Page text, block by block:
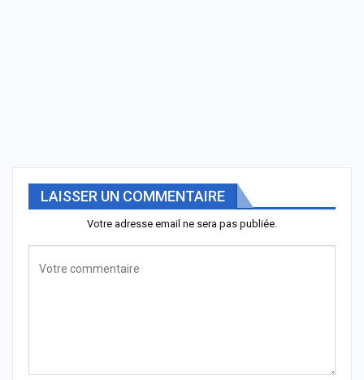
LAISSER UN COMMENTAIRE
Votre adresse email ne sera pas publiée.